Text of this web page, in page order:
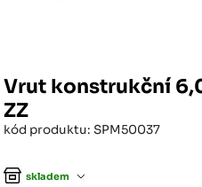
Vrut konstrukční
ZZ
kód produktu: SPM50037
skladem